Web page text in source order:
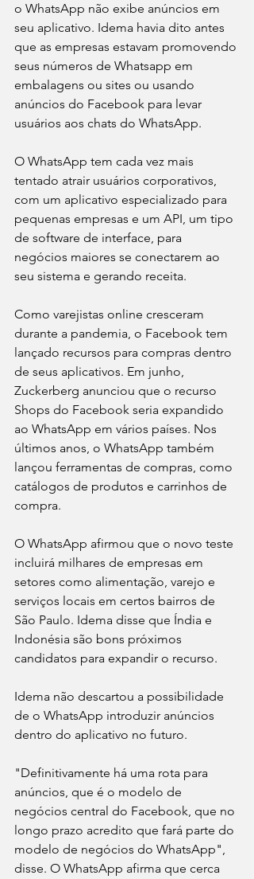
o WhatsApp não exibe anúncios em
seu aplicativo. Idema havia dito antes
que as empresas estavam promovendo
seus números de Whatsapp em
embalagens ou sites ou usando
anúncios do Facebook para levar
usuários aos chats do WhatsApp.
O WhatsApp tem cada vez mais
tentado atrair usuários corporativos,
com um aplicativo especializado para
pequenas empresas e um API, um tipo
de software de interface, para
negócios maiores se conectarem ao
seu sistema e gerando receita.
Como varejistas online cresceram
durante a pandemia, o Facebook tem
lançado recursos para compras dentro
de seus aplicativos. Em junho,
Zuckerberg anunciou que o recurso
Shops do Facebook seria expandido
ao WhatsApp em vários países. Nos
últimos anos, o WhatsApp também
lançou ferramentas de compras, como
catálogos de produtos e carrinhos de
compra.
O WhatsApp afirmou que o novo teste
incluirá milhares de empresas em
setores como alimentação, varejo e
serviços locais em certos bairros de
São Paulo. Idema disse que Índia e
Indonésia são bons próximos
candidatos para expandir o recurso.
Idema não descartou a possibilidade
de o WhatsApp introduzir anúncios
dentro do aplicativo no futuro.
"Definitivamente há uma rota para
anúncios, que é o modelo de
negócios central do Facebook, que no
longo prazo acredito que fará parte do
modelo de negócios do WhatsApp",
disse. O WhatsApp afirma que cerca